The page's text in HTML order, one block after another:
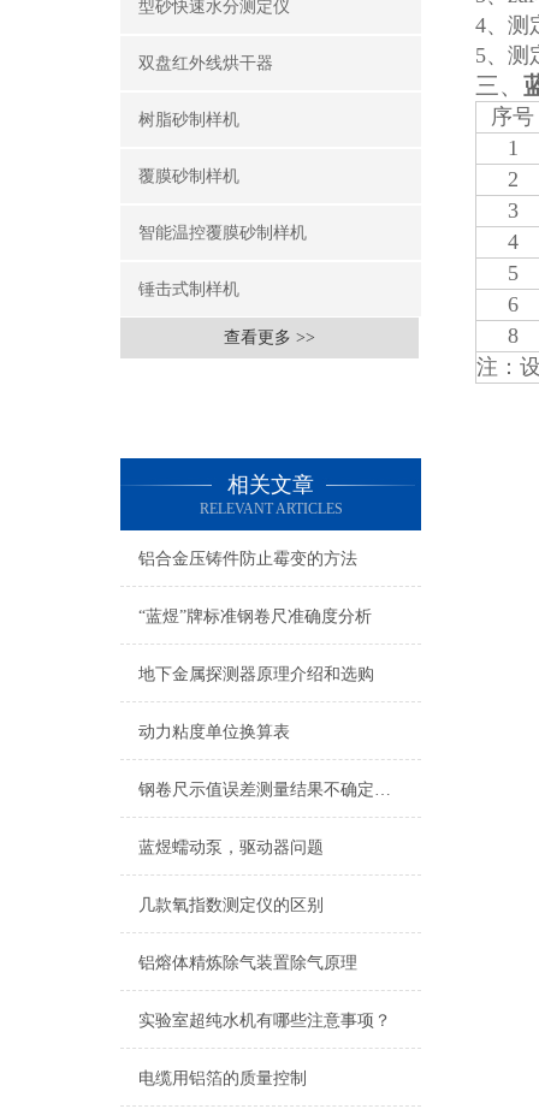
型砂快速水分测定仪
双盘红外线烘干器
树脂砂制样机
覆膜砂制样机
智能温控覆膜砂制样机
锤击式制样机
查看更多 >>
相关文章
RELEVANT ARTICLES
铝合金压铸件防止霉变的方法
“蓝煜”牌标准钢卷尺准确度分析
地下金属探测器原理介绍和选购
动力粘度单位换算表
钢卷尺示值误差测量结果不确定度评定报告
蓝煜蠕动泵，驱动器问题
几款氧指数测定仪的区别
铝熔体精炼除气装置除气原理
实验室超纯水机有哪些注意事项？
电缆用铝箔的质量控制
4、测
5、测
三、
序号
1
2
3
4
5
6
8
注：